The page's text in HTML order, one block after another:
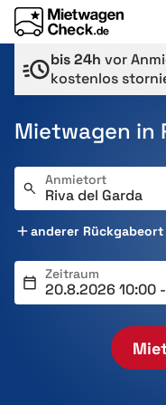
bis 24h vor
kostenlos
Mietwagen in
Anmietort
anderer Rückgabeort
Zeitraum